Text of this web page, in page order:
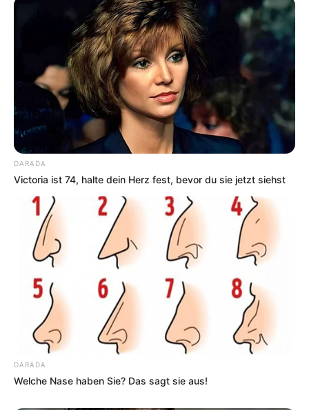
DARADA
Victoria ist 74, halte dein Herz fest, bevor du sie jetzt siehst
DARADA
Welche Nase haben Sie? Das sagt sie aus!